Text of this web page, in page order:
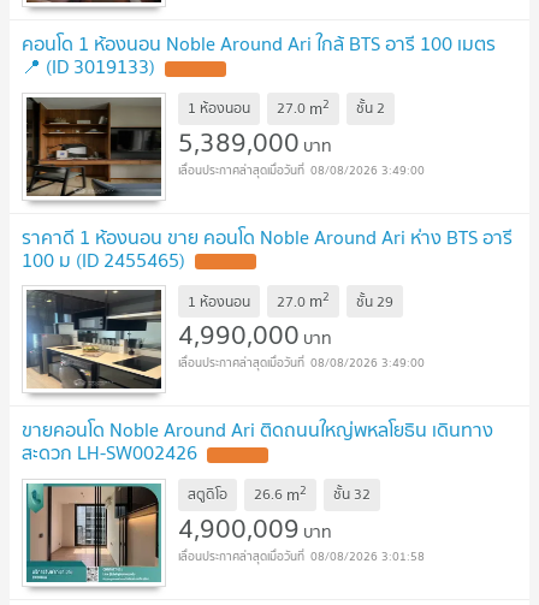
คอนโด 1 ห้องนอน Noble Around Ari ใกล้ BTS อารี 100 เมตร
📍 (ID 3019133)
1 ห้องนอน 27.0 m2 ชั้น2
5,389,000 บาท
08/08/2026 3:49:00
ราคาดี 1 ห้องนอน ขาย คอนโด Noble Around Ari ห่าง BTS อารี
100 ม (ID 2455465)
1 ห้องนอน 27.0 m2 ชั้น29
4,990,000 บาท
08/08/2026 3:49:00
ขายคอนโด Noble Around Ari ติดถนนใหญ่พหลโยธิน เดินทาง
สะดวก LH-SW002426
สตูดิโอ 26.6 m2 ชั้น 32
4,900,009 บาท
08/08/2026 3:01:58